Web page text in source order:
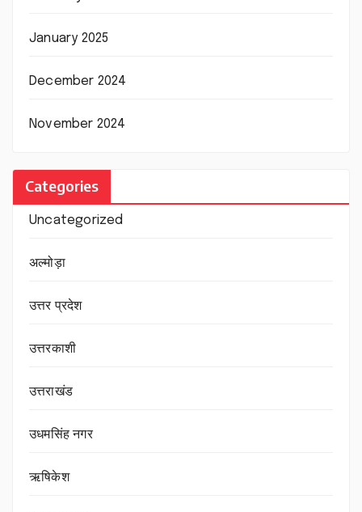
January 2025
December 2024
November 2024
Categories
Uncategorized
अल्मोड़ा
उत्तर प्रदेश
उत्तरकाशी
उत्तराखंड
उधमसिंह नगर
ऋषिकेश